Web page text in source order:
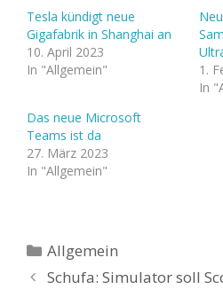
Tesla kündigt neue
Gigafabrik in Shanghai an
10. April 2023
In "Allgemein"
1.
In
Das neue Microsoft
Teams ist da
27. März 2023
In "Allgemein"
Kategorien
Allgemein
Schufa: Simulator soll